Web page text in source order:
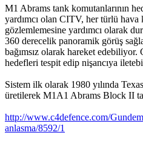
M1 Abrams tank komutanlarının
yardımcı olan CITV, her türlü
gözlemlemesine yardımcı olarak
360 derecelik panoramik görüş
bağımsız olarak hareket
hedefleri tespit edip nişancıya
Sistem ilk olarak 1980 yılında
üretilerek M1A1 Abrams Block II
http://www.c4defence.com/
anlasma/8592/1